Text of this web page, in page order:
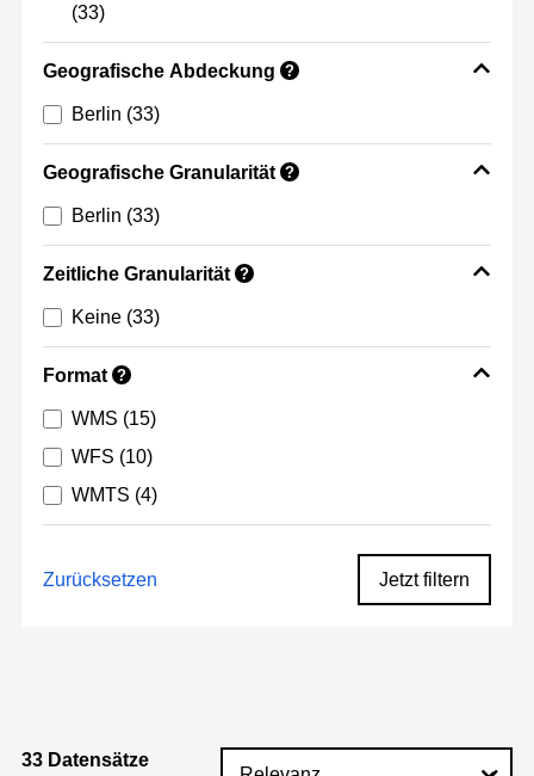
(33)
Geografische Abdeckung ?
Berlin (33)
Geografische Granularität ?
Berlin (33)
Zeitliche Granularität ?
Keine (33)
Format ?
WMS (15)
WFS (10)
WMTS (4)
Zurücksetzen Jetzt filtern
33 Datensätze